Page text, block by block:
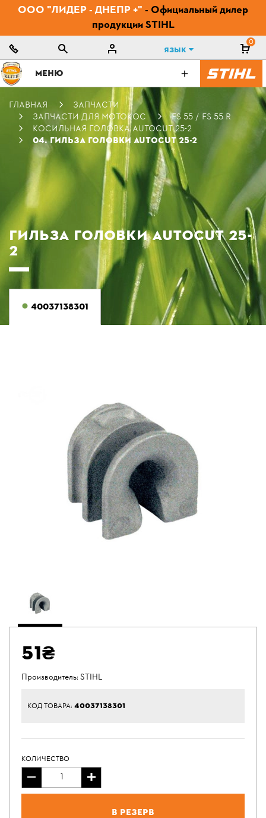
ООО "ЛИДЕР - ДНЕПР +" - Официальный дилер
продукции STIHL
Язык
0
МЕНЮ
ГЛАВНАЯ
ЗАПЧАСТИ
ЗАПЧАСТИ ДЛЯ МОТОКОС
FS 55 / FS 55 R
КОСИЛЬНАЯ ГОЛОВКА AUTOCUT 25-2
04. ГИЛЬЗА ГОЛОВКИ AUTOCUT 25-2
ГИЛЬЗА ГОЛОВКИ AUTOCUT 25-
2
40037138301
51₴
Производитель:STIHL
КОД ТОВАРА: 40037138301
КОЛИЧЕСТВО
В резерв